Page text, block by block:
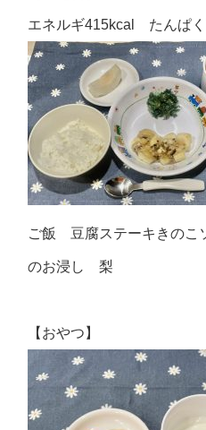
エネルギ415kcal たんぱ
ご飯 豆腐ステーキきのこ
のお浸し 梨
【おやつ】